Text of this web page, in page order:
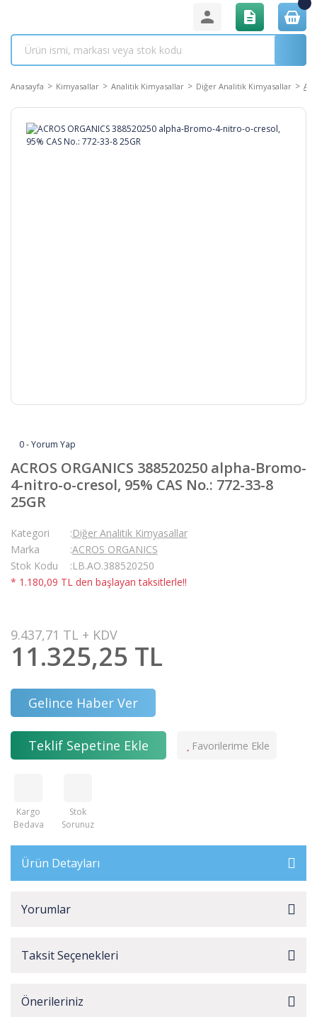
Anasayfa Kimyasallar Analitik Kimyasallar Diğer Analitik Kimyasallar
0 - Yorum Yap
ACROS ORGANICS 388520250 alpha-Bromo-
4-nitro-o-cresol, 95% CAS No.: 772-33-8
25GR
Kategori
Diğer Analitik Kimyasallar
Marka
ACROS ORGANICS
Stok Kodu
LB.AO.388520250
* 1.180,09 TL den başlayan taksitlerle!!
9.437,71 TL + KDV
11.325,25 TL
Gelince Haber Ver
Teklif Sepetine Ekle
Kargo
Bedava
Stok
Sorunuz
Ürün Detayları
Yorumlar
Taksit Seçenekleri
Önerileriniz